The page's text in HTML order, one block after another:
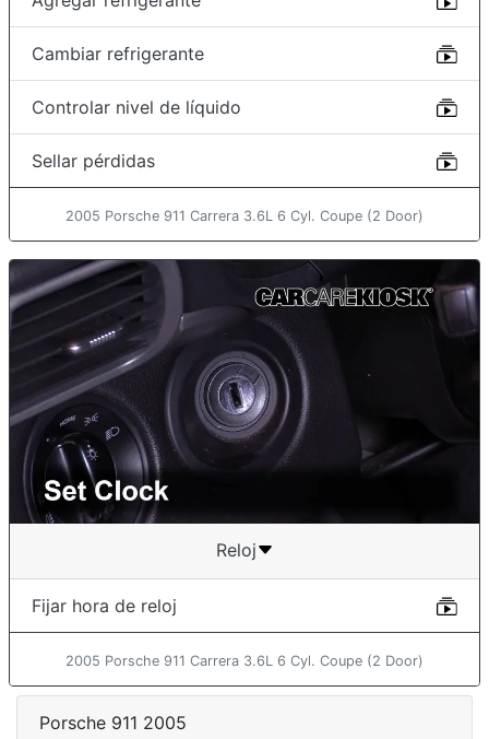
Cambiar refrigerante
Controlar nivel de líquido
Sellar pérdidas
2005 Porsche 911 Carrera 3.6L 6 Cyl. Coupe (2 Door)
Reloj
Fijar hora de reloj
2005 Porsche 911 Carrera 3.6L 6 Cyl. Coupe (2 Door)
Porsche 911 2005